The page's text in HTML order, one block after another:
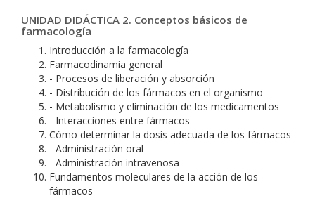
UNIDAD DIDÁCTICA 2. Conceptos básicos de
farmacología
Introducción a la farmacología
Farmacodinamia general
- Procesos de liberación y absorción
- Distribución de los fármacos en el organismo
- Metabolismo y eliminación de los medicamentos
- Interacciones entre fármacos
Cómo determinar la dosis adecuada de los fármacos
- Administración oral
- Administración intravenosa
Fundamentos moleculares de la acción de los
fármacos